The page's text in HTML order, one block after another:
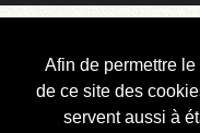
Afin de permettre
de ce site des
servent aussi à
Courbis, «
Blog